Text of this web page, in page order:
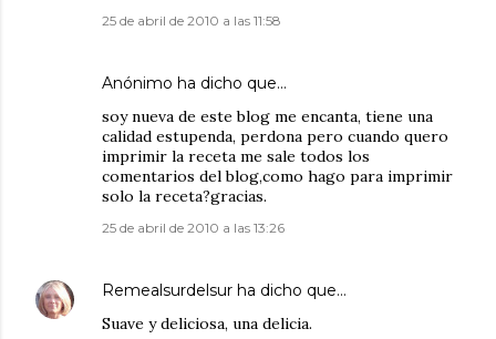
25 de abril de 2010 a las 11:58
Anónimo ha dicho que…
soy nueva de este blog me encanta, tiene una
calidad estupenda, perdona pero cuando quero
imprimir la receta me sale todos los
comentarios del blog,como hago para imprimir
solo la receta?gracias.
25 de abril de 2010 a las 13:26
Remealsurdelsur ha dicho que…
Suave y deliciosa, una delicia.